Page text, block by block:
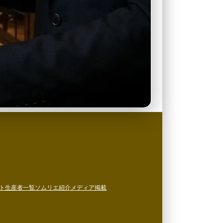
生産者一覧ソムリエ紹介メディア掲載